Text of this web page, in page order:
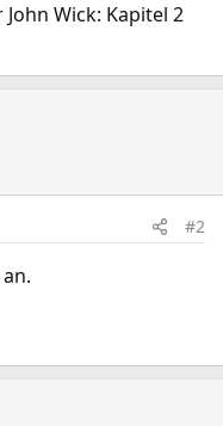
Wick: Kapitel 2
#2